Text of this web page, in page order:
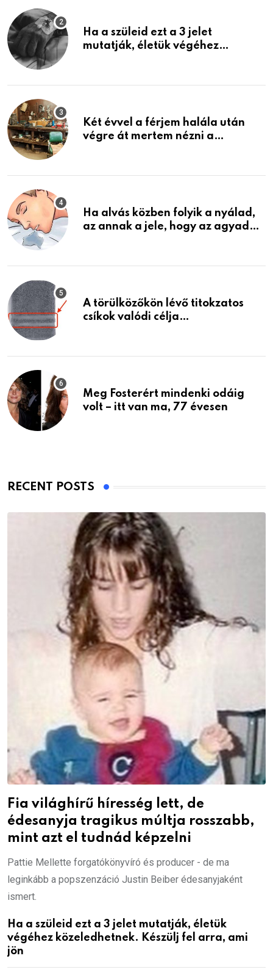
Ha a szüleid ezt a 3 jelet
mutatják, életük végéhez
Két évvel a férjem halála után
végre át mertem nézni a
életemet
Ha alvás közben folyik a nyálad,
az annak a jele, hogy az agyad…
A törülközőkön lévő titokzatos
csíkok valódi célja…
Meg Fosterért mindenki odáig
volt – itt van ma, 77 évesen
RECENT POSTS
Fia világhírű híresség lett, de
édesanyja tragikus múltja rosszabb,
mint azt el tudnád képzelni
Pattie Mellette forgatókönyvíró és producer - de ma
leginkább a popszenzáció Justin Beiber édesanyjaként
ismert.
Ha a szüleid ezt a 3 jelet mutatják, életük
végéhez közeledhetnek. Készülj fel arra, ami
jön